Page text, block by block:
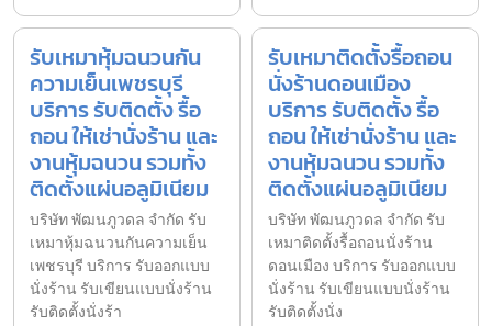
รับเหมาหุ้มฉนวนกัน
ความเย็นเพชรบุรี
บริการ รับติดตั้ง รื้อ
ถอน ให้เช่านั่งร้าน และ
งานหุ้มฉนวน รวมทั้ง
ติดตั้งแผ่นอลูมิเนียม
บริษัท พัฒนภูวดล จำกัด รับ
เหมาหุ้มฉนวนกันความเย็น
เพชรบุรี บริการ รับออกแบบ
นั่งร้าน รับเขียนแบบนั่งร้าน
รับติดตั้งนั่งร้า
รับเหมาติดตั้งรื้อถอน
นั่งร้านดอนเมือง
บริการ รับติดตั้ง รื้อ
ถอน ให้เช่านั่งร้าน และ
งานหุ้มฉนวน รวมทั้ง
ติดตั้งแผ่นอลูมิเนียม
บริษัท พัฒนภูวดล จำกัด รับ
เหมาติดตั้งรื้อถอนนั่งร้าน
ดอนเมือง บริการ รับออกแบบ
นั่งร้าน รับเขียนแบบนั่งร้าน
รับติดตั้งนั่ง